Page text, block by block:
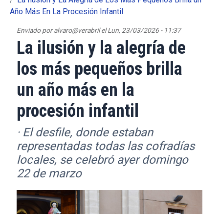
Año Más En La Procesión Infantil
Enviado poralvaro@verabril elLun, 23/03/2026 - 11:37
La ilusión y la alegría de
los más pequeños brilla
un año más en la
procesión infantil
· El desfile, donde estaban
representadas todas las cofradías
locales, se celebró ayer domingo
22 de marzo